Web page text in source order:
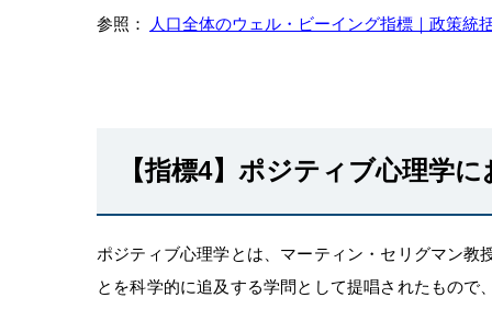
参照： 人口全体のウェル・ビーイング指標｜政策統
【指標4】ポジティブ心理学
ポジティブ心理学とは、マーティン・セリグマン
とを科学的に追及する学問として提唱されたもの